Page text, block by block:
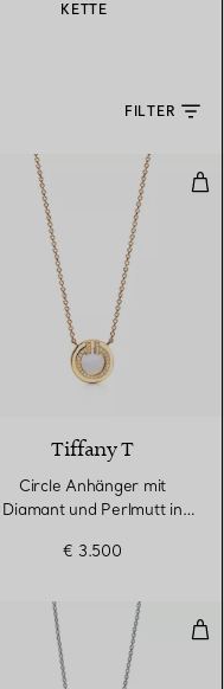
KETTE
FILTER
in Gelbgold,
3 Materialien
Tiffany T
Circle Anhänger mit
Diamant und Perlmutt in
€ 3.500
Gliederanhänger,